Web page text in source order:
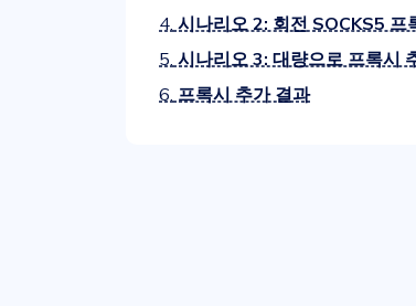
4. 시나리오 2: 회전 SOCKS5 프
5. 시나리오 3: 대량으로 프록시
6. 프록시 추가 결과